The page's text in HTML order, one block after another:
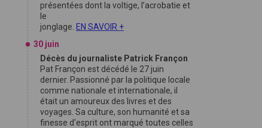
présentées dont la voltige, l’acrobatie et
le
jonglage. EN SAVOIR +
30 juin
Décès du journaliste Patrick Françon
Pat Françon est décédé le 27 juin
dernier. Passionné par la politique locale
comme nationale et internationale, il
était un amoureux des livres et des
voyages. Sa culture, son humanité et sa
finesse d'esprit ont marqué toutes celles